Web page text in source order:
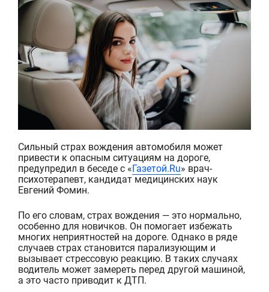
Сильный страх вождения автомобиля может
привести к опасным ситуациям на дороге,
предупредил в беседе с «Газетой.Ru» врач-
психотерапевт, кандидат медицинских наук
Евгений Фомин.
По его словам, страх вождения — это нормально,
особенно для новичков. Он помогает избежать
многих неприятностей на дороге. Однако в ряде
случаев страх становится парализующим и
вызывает стрессовую реакцию. В таких случаях
водитель может замереть перед другой машиной,
а это часто приводит к ДТП.